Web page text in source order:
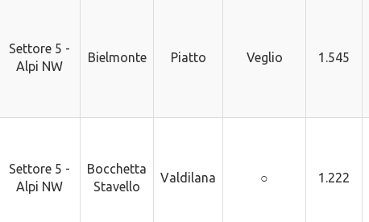
Settore 5 -
Alpi NW
Bielmonte Piatto Veglio 1.545
Settore 5 -
Alpi NW
Bocchetta
Stavello
Valdilana ○ 1.222